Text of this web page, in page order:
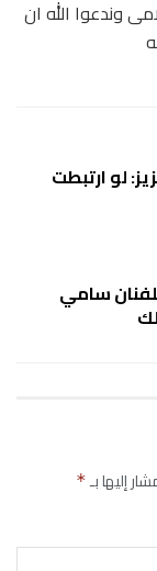
وندعوا الله ان
لو ارتبطت
سامي
إليها بـ*